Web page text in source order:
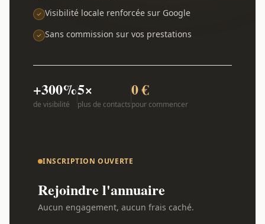
Visibilité locale renforcée sur Google
Sans commission sur vos prestations
+300%
de visibilité
5×
plus de contacts
0 €
pour commencer
INSCRIPTION OUVERTE
Rejoindre l'annuaire
Aucun engagement, aucun frais caché.